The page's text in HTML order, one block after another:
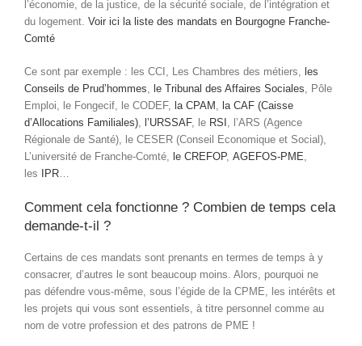
l’économie, de la justice, de la sécurité sociale, de l’intégration et
du logement. Voir ici la liste des mandats en Bourgogne Franche-
Comté
Ce sont par exemple : les CCI, Les Chambres des métiers, les
Conseils de Prud’hommes le Tribunal des Affaires Sociales , Pôle
Emploi, le Fongecif, le CODEF, la CPAM la CAF (Caisse
d’Allocations Familiales) l’URSSAF, le RSI , l’ARS (Agence
Régionale de Santé), le CESER (Conseil Economique et Social),
L’université de Franche-Comté, le CREFOP, AGEFOS-PME
les IPR
Comment cela fonctionne ? Combien de temps cela
demande-t-il ?
Certains de ces mandats sont prenants en termes de temps à y
consacrer, d’autres le sont beaucoup moins. Alors, pourquoi ne
pas défendre vous-même, sous l’égide de la CPME, les intérêts et
les projets qui vous sont essentiels, à titre personnel comme au
nom de votre profession et des patrons de PME !